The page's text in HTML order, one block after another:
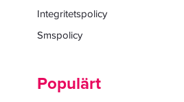
Integritetspolicy
Smspolicy
Populärt